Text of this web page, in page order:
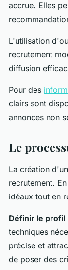
accrue. Elles
L'utilisation
recrutement
diffusion
Pour des
clairs sont
annonces non
Le
La création
recrutement.
idéaux tout en
Définir le profil
techniques
précise et
de poser des